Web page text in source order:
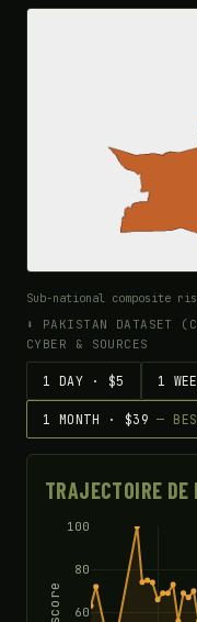
Sub-national composite
⬇ PAKISTAN DATASET
CYBER & SOURCES
1 DAY · $5 1
1 MONTH · $39—
TRAJECTOIRE DE
60
80
100